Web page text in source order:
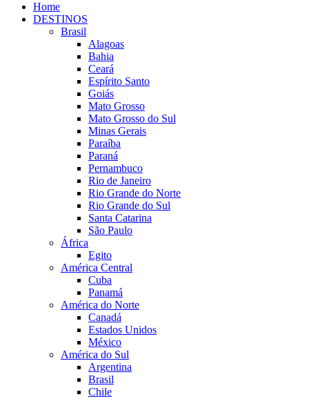
Home
DESTINOS
Brasil
Alagoas
Bahia
Ceará
Espírito Santo
Goiás
Mato Grosso
Mato Grosso do Sul
Minas Gerais
Paraíba
Paraná
Pernambuco
Rio de Janeiro
Rio Grande do Norte
Rio Grande do Sul
Santa Catarina
São Paulo
África
Egito
América Central
Cuba
Panamá
América do Norte
Canadá
Estados Unidos
México
América do Sul
Argentina
Brasil
Chile